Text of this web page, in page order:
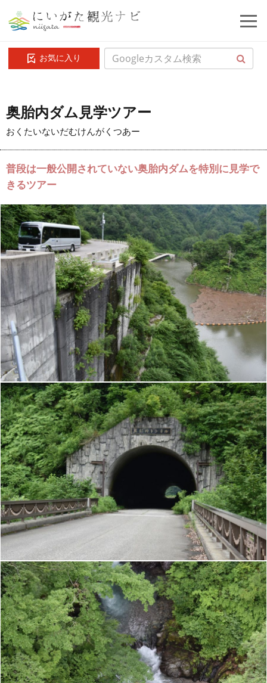
お気に入り
奥胎内ダム見学ツアー
おくたいないだむけんがくつあー
普段は一般公開されていない奥胎内ダムを特別に見学で
きるツアー